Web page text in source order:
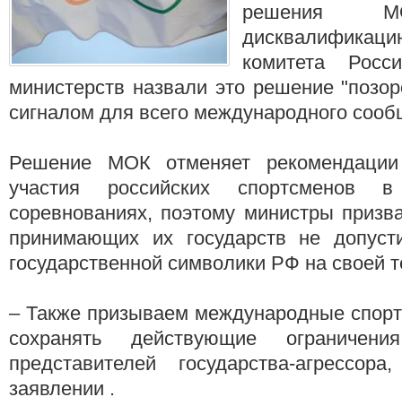
решения
комитета
министерств назвали это решение
сигналом для всего международного
Решение МОК отменяет
участия российских спортсменов
соревнованиях, поэтому министры
принимающих их государств не
государственной символики РФ на своей
– Также призываем международные
сохранять действующие
представителей государства-
заявлении .